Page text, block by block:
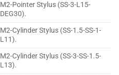
M2-Pointer Stylus (SS-3-L15-
DEG30).
M2-Cylinder Stylus (SS-1.5-SS-1-
L11).
M2-Cylinder Stylus (SS-3-SS-1.5-
L13).